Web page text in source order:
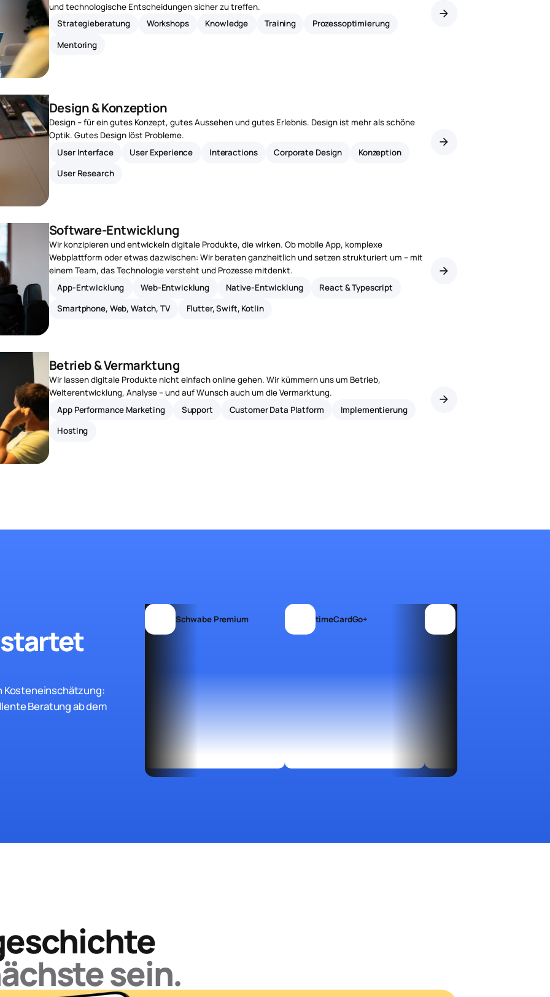
und technologische Entscheidungen sicher zu treffen.
Strategieberatung
Workshops Knowledge Training
Prozessoptimierung
Mentoring
arrow_forward
Design & Konzeption
Design – für ein gutes Konzept, gutes Aussehen und gutes Erlebnis. Design ist mehr als schöne
Optik. Gutes Design löst Probleme.
User Interface
User Experience Interactions Corporate Design
Konzeption
User Research
arrow_forward
Software-Entwicklung
Wir konzipieren und entwickeln digitale Produkte, die wirken. Ob mobile App, komplexe
Webplattform oder etwas dazwischen: Wir beraten ganzheitlich und setzen strukturiert um – mit
einem Team, das Technologie versteht und Prozesse mitdenkt.
App-Entwicklung
Web-Entwicklung Native-Entwicklung
React & Typescript
Smartphone, Web, Watch, TV
Flutter, Swift, Kotlin
arrow_forward
Betrieb & Vermarktung
Wir lassen digitale Produkte nicht einfach online gehen. Wir kümmern uns um Betrieb,
Weiterentwicklung, Analyse – und auf Wunsch auch um die Vermarktung.
App Performance Marketing
Support Customer Data Platform
Implementierung
Hosting
arrow_forward
Kosteneinschätzung:
Beratung ab dem
Schwabe Premium timeCardGo+
sein.